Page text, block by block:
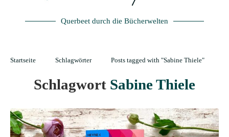
Querbeet durch die Bücherwelten
Startseite Schlagwörter Posts tagged with "Sabine Thiele"
Schlagwort Sabine Thiele